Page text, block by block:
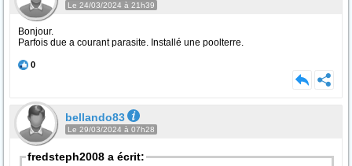
Le 24/03/2024 à 21h39
Bonjour.
Parfois due a courant parasite. Installé une poolterre.
0
bellando83
Le 29/03/2024 à 07h28
fredsteph2008 a écrit: